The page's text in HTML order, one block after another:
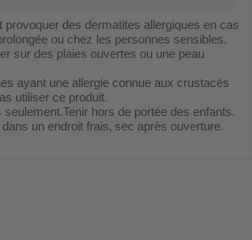
provoquer des dermatites allergiques en cas
ou chez les personnes sensibles.
sur des plaies ouvertes ou une peau
ayant une allergie connue aux crustacés
utiliser ce produit.
seulement.Tenir hors de portée des enfants.
un endroit frais‚ sec après ouverture.